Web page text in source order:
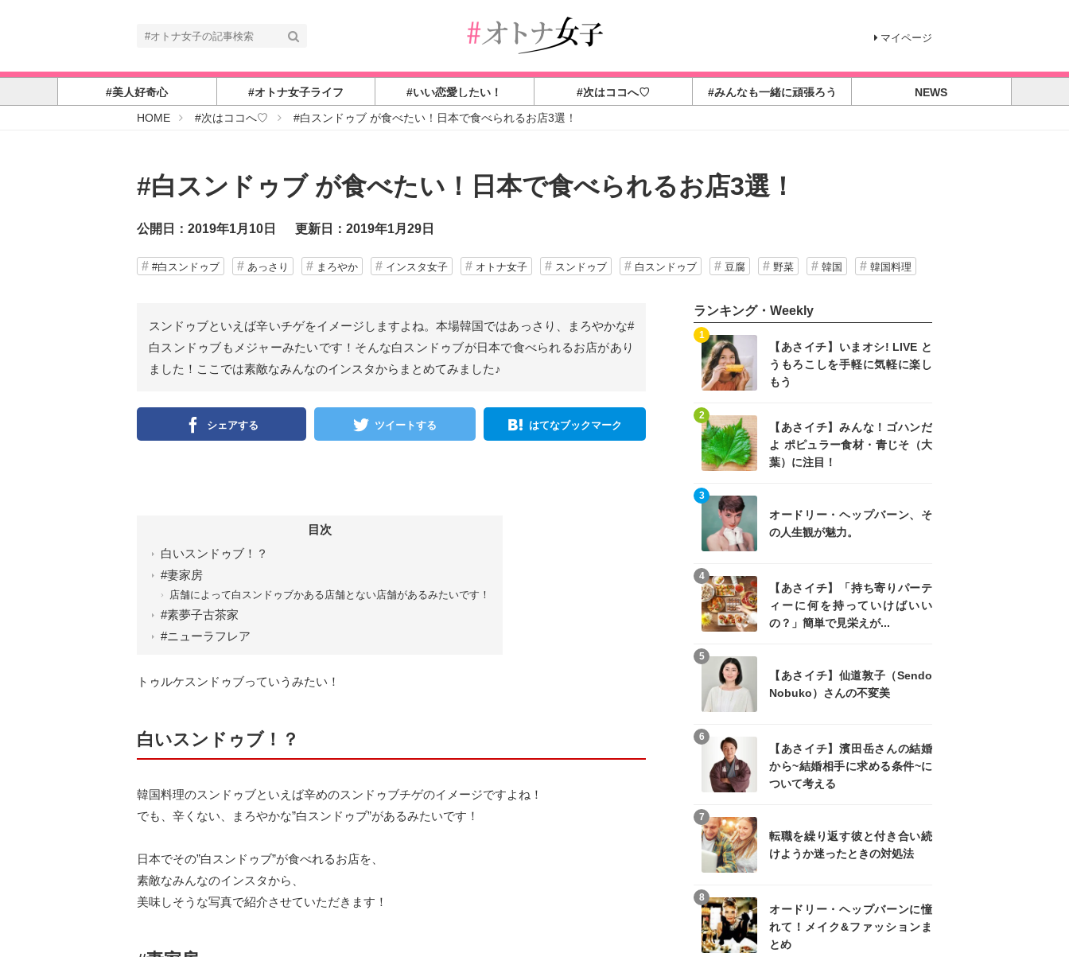
マイページ
#美人好奇心 #オトナ女子ライフ #いい恋愛したい！ #次はココへ♡ #みんなも一緒に頑張ろう
NEWS
HOME#
#次はココへ♡ #白スンドゥブ が食べたい！日本で食べられるお店3選！
#白スンドゥブ が食べたい！日本で食べられるお店3選！
公開日：2019年1月10日 更新日：2019年1月29日
#白スンドゥブ あっさり まろやか インスタ女子 オトナ女子 スンドゥブ 白スンドゥブ 豆腐 野菜 韓国 韓国料理
スンドゥブといえば辛いチゲをイメージしますよね。本場韓国ではあっさり、まろやかな#
白スンドゥブもメジャーみたいです！そんな白スンドゥブが日本で食べられるお店があり
ました！ここでは素敵なみんなのインスタからまとめてみました♪
シェアする ツイートする はてなブックマーク
目次
白いスンドゥブ！？
#妻家房
店舗によって白スンドゥブかある店舗とない店舗があるみたいです！
#素夢子古茶家
#ニューラフレア
トゥルケスンドゥブっていうみたい！
白いスンドゥブ！？
韓国料理のスンドゥブといえば辛めのスンドゥブチゲのイメージですよね！
でも、辛くない、まろやかな”白スンドゥブ”があるみたいです！
日本でその”白スンドゥブ”が食べれるお店を、
素敵なみんなのインスタから、
美味しそうな写真で紹介させていただきます！
ランキング・Weekly
【あさイチ】いまオシ! LIVE と
うもろこしを手軽に気軽に楽し
もう
1
【あさイチ】みんな！ゴハンだ
よ ポピュラー食材・青じそ（大
葉）に注目！
2
オードリー・ヘップバーン、そ
の人生観が魅力。
3
【あさイチ】「持ち寄りパーテ
ィーに何を持っていけばいい
の？」簡単で見栄えが...
4
【あさイチ】仙道敦子（Sendo
Nobuko）さんの不変美
5
【あさイチ】濱田岳さんの結婚
から~結婚相手に求める条件~に
ついて考える
6
転職を繰り返す彼と付き合い続
けようか迷ったときの対処法
7
オードリー・ヘップバーンに憧
れて！メイク&ファッションま
とめ
8